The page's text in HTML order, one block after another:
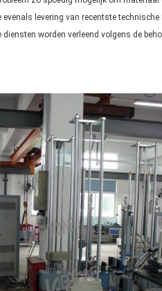
levering van recentste technische
worden verleend volgens de